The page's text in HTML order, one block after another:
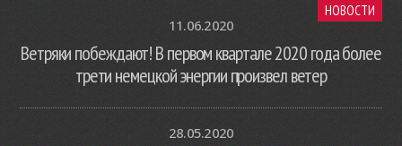
НОВОСТИ
11.06.2020
Ветряки побеждают! В первом квартале 2020 года более
трети немецкой энергии произвел ветер
28.05.2020